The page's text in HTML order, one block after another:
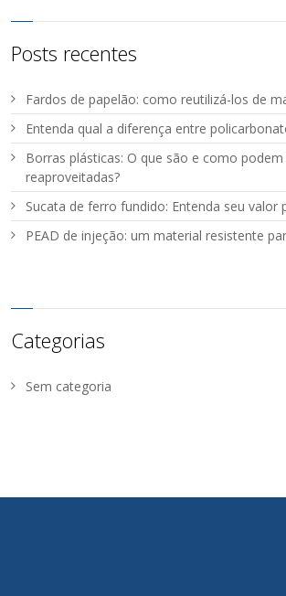
Posts recentes
Fardos de papelão: como reutilizá-los de
Entenda qual a diferença entre
Borras plásticas: O que são e como
reaproveitadas?
Sucata de ferro fundido: Entenda seu valor
PEAD de injeção: um material resistente
Categorias
Sem categoria